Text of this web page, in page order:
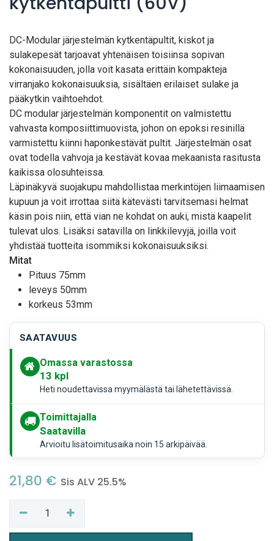
DC-Modular järjestelmän kytkentäpultit, kiskot ja
sulakepesät tarjoavat yhtenäisen toisiinsa sopivan
kokonaisuuden, jolla voit kasata erittäin kompakteja
virranjako kokonaisuuksia, sisältäen erilaiset sulake ja
pääkytkin vaihtoehdot.
DC modular järjestelmän komponentit on valmistettu
vahvasta komposiittimuovista, johon on epoksi resinillä
varmistettu kiinni haponkestävät pultit. Järjestelmän osat
ovat todella vahvoja ja kestävät kovaa mekaanista rasitusta
kaikissa olosuhteissa.
Läpinäkyvä suojakupu mahdollistaa merkintöjen liimaamisen
kupuun ja voit irrottaa siitä kätevästi tarvitsemasi helmat
käsin pois niin, että vian ne kohdat on auki, mistä kaapelit
tulevat ulos. Lisäksi satavilla on linkkilevyjä, joilla voit
yhdistää tuotteita isommiksi kokonaisuuksiksi.
Mitat
Pituus 75mm
leveys 50mm
korkeus 53mm
SAATAVUUS
Omassa varastossa
13 kpl
Heti noudettavissa myymälästä tai lähetettävissä.
Toimittajalla
Saatavilla
Arvioitu lisätoimitusaika noin 15 arkipäivää.
21,80 € Sis ALV 25.5%